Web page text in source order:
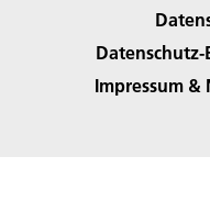
Impressum